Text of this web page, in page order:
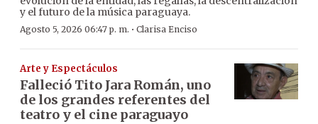
y el futuro de la música paraguaya.
Agosto 5, 2026 06:47 p. m. · Clarisa Enciso
Arte y Espectáculos
Falleció Tito Jara Román, uno
de los grandes referentes del
teatro y el cine paraguayo